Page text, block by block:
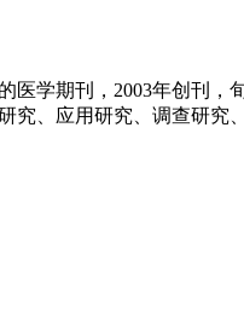
医学期刊，2003年创刊
究、应用研究、调查研究